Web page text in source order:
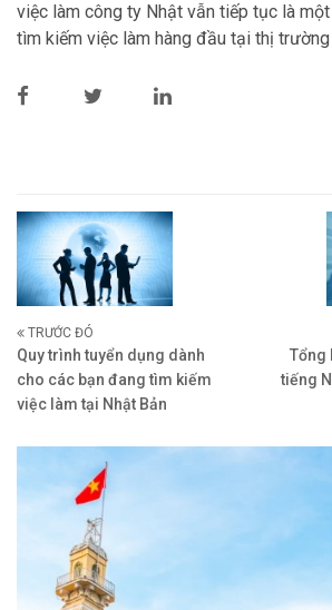
việc làm công ty Nhật vẫn tiếp tục là
tìm kiếm việc làm hàng đầu tại thị
TRƯỚC ĐÓ
Quy trình tuyển dụng dành
cho các bạn đang tìm kiếm
việc làm tại Nhật Bản
Tổng
tiếng